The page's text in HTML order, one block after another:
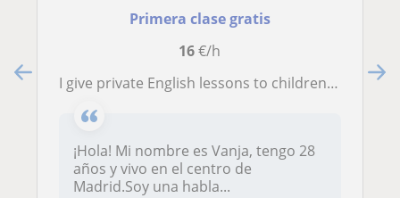
Primera clase gratis
16€/h
I give private English lessons to children, teenagers and adults
¡Hola! Mi nombre es Vanja, tengo 28
años y vivo en el centro de
Madrid.Soy una habla...